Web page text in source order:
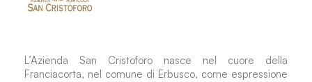
L’Azienda San Cristoforo nasce nel cuore della
Franciacorta, nel comune di Erbusco, come espressione